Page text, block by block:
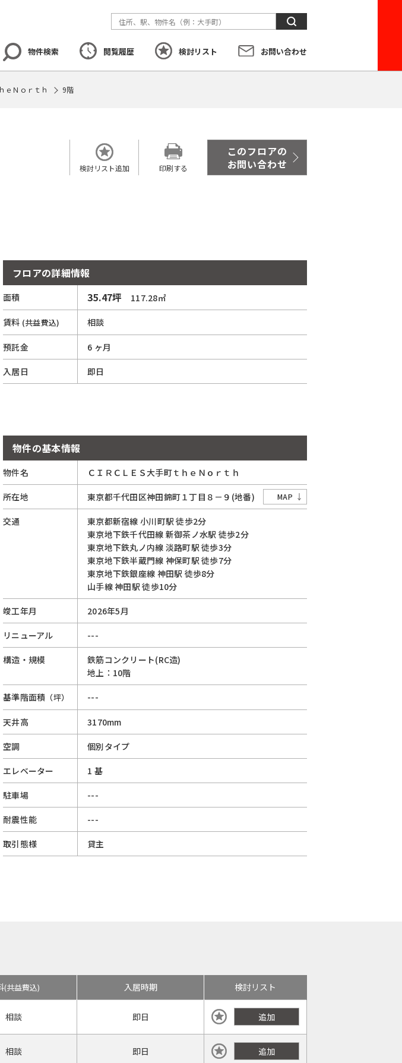
検
索
物件検索 閲覧履歴 検討リスト お問い合わせ
ｅＮｏｒｔｈ 9階
検討リスト追加 印刷する
このフロアの
お問い合わせ
フロアの詳細情報
面積 35.47坪 117.28㎡
賃料 (共益費込) 相談
預託金 6 ヶ月
入居日 即日
物件の基本情報
物件名 ＣＩＲＣＬＥＳ大手町ｔｈｅＮｏｒｔｈ
所在地 東京都千代田区神田錦町１丁目 ８－９(地番) MAP
交通 東京都新宿線 小川町駅徒歩2分
東京地下鉄千代田線 新御茶ノ水駅 徒歩2分
東京地下鉄丸ノ内線 淡路町駅徒歩3分
東京地下鉄半蔵門線 神保町駅徒歩7分
東京地下鉄銀座線 神田駅 徒歩8分
山手線神田駅徒歩10分
竣工年月 2026年5月
リニューアル ---
構造・規模
鉄筋コンクリート(RC造)
地上：10階
基準階面積 （坪） ---
天井高 3170mm
空調 個別タイプ
エレベーター 1 基
駐車場 ---
耐震性能 ---
取引態様 貸主
(共益費込) 入居時期 検討リスト
相談 即日 追加
相談 即日 追加